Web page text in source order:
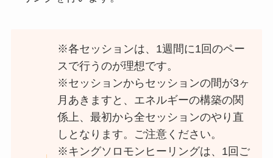
※各セッションは、1週間に1回のペー
スで行うのが理想です。
※セッションからセッションの間が3ヶ
月あきますと、エネルギーの構築の関
係上、最初から全セッションのやり直
しとなります。ご注意ください。
※キングソロモンヒーリングは、1回ご